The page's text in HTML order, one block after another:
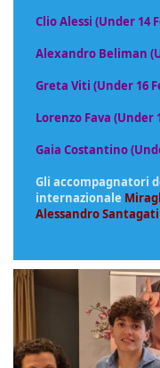
Clio Alessi (Under 14
Alexandro Beliman
Greta Viti (Under 16
Lorenzo Fava (Under
Gaia Costantino
Gli accompagnatori
internazionale
Alessandro Santagati